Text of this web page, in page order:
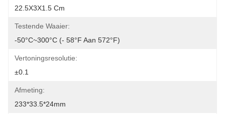
22.5X3X1.5 Cm
Testende Waaier:
-50°C~300°C (- 58°F Aan 572°F)
Vertoningsresolutie:
±0.1
Afmeting:
233*33.5*24mm